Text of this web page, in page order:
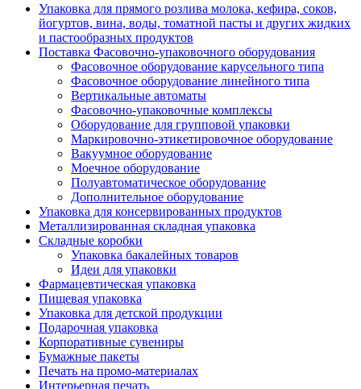
Упаковка для прямого розлива молока, кефира, соков,
йогуртов, вина, воды, томатной пасты и других жидких
и пастообразных продуктов
Поставка Фасовочно-упаковочного оборудования
Фасовочное оборудование карусельного типа
Фасовочное оборудование линейного типа
Вертикальные автоматы
Фасовочно-упаковочные комплексы
Оборудование для групповой упаковки
Маркировочно-этикетировочное оборудование
Вакуумное оборудование
Моечное оборудование
Полуавтоматическое оборудование
Дополнительное оборудование
Упаковка для консервированных продуктов
Металлизированная складная упаковка
Складные коробки
Упаковка бакалейных товаров
Идеи для упаковки
Фармацевтическая упаковка
Пищевая упаковка
Упаковка для детской продукции
Подарочная упаковка
Корпоративные сувениры
Бумажные пакеты
Печать на промо-материалах
Интерьерная печать